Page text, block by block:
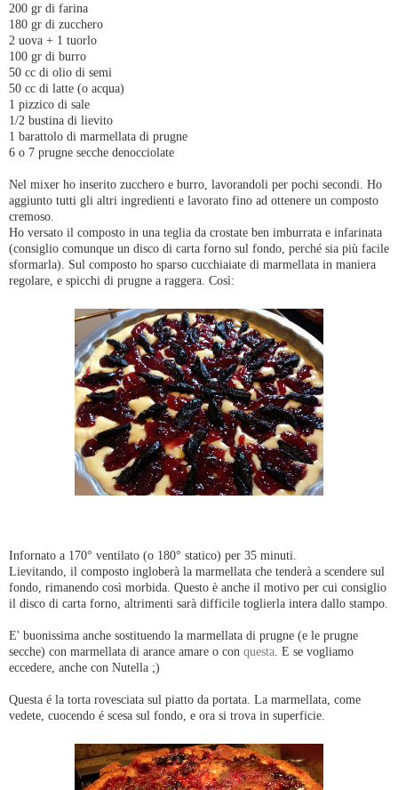
200 gr di farina
180 gr di zucchero
2 uova + 1 tuorlo
100 gr di burro
50 cc di olio di semi
50 cc di latte (o acqua)
1 pizzico di sale
1/2 bustina di lievito
1 barattolo di marmellata di prugne
6 o 7 prugne secche denocciolate
Nel mixer ho inserito zucchero e burro, lavorandoli per pochi secondi. Ho
aggiunto tutti gli altri ingredienti e lavorato fino ad ottenere un composto
cremoso.
Ho versato il composto in una teglia da crostate ben imburrata e infarinata
(consiglio comunque un disco di carta forno sul fondo, perché sia più facile
sformarla). Sul composto ho sparso cucchiaiate di marmellata in maniera
regolare, e spicchi di prugne a raggera. Così:
Infornato a 170° ventilato (o 180° statico) per 35 minuti.
Lievitando, il composto ingloberà la marmellata che tenderà a scendere sul
fondo, rimanendo così morbida. Questo è anche il motivo per cui consiglio
il disco di carta forno, altrimenti sarà difficile toglierla intera dallo stampo.
E' buonissima anche sostituendo la marmellata di prugne (e le prugne
secche) con marmellata di arance amare o con questa. E se vogliamo
eccedere, anche con Nutella ;)
Questa é la torta rovesciata sul piatto da portata. La marmellata, come
vedete, cuocendo é scesa sul fondo, e ora si trova in superficie.